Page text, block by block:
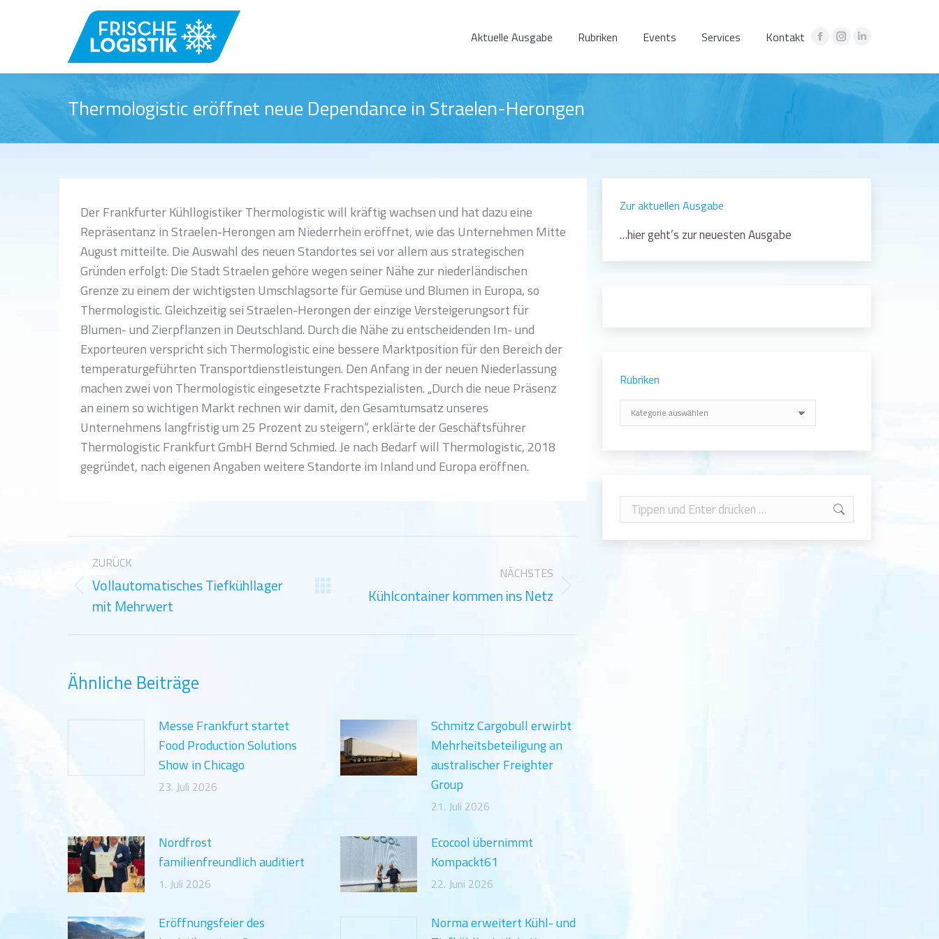
Aktuelle Ausgabe Rubriken Events Services Kontakt
Facebook
Instagram
in
Linkedin
in
Thermologistic eröffnet neue Dependance in Straelen-Herongen
Der Frankfurter Kühllogistiker Thermologistic will kräftig wachsen und hat dazu eine
Repräsentanz in Straelen-Herongen am Niederrhein eröffnet, wie das Unternehmen Mitte
August mitteilte. Die Auswahl des neuen Standortes sei vor allem aus strategischen
Gründen erfolgt: Die Stadt Straelen gehöre wegen seiner Nähe zur niederländischen
Grenze zu einem der wichtigsten Umschlagsorte für Gemüse und Blumen in Europa, so
Thermologistic. Gleichzeitig sei Straelen-Herongen der einzige Versteigerungsort für
Blumen- und Zierpflanzen in Deutschland. Durch die Nähe zu entscheidenden Im- und
Exporteuren verspricht sich Thermologistic eine bessere Marktposition für den Bereich der
temperaturgeführten Transportdienstleistungen. Den Anfang in der neuen Niederlassung
machen zwei von Thermologistic eingesetzte Frachtspezialisten. „Durch die neue Präsenz
an einem so wichtigen Markt rechnen wir damit, den Gesamtumsatz unseres
Unternehmens langfristig um 25 Prozent zu steigern“, erklärte der Geschäftsführer
Thermologistic Frankfurt GmbH Bernd Schmied. Je nach Bedarf will Thermologistic, 2018
gegründet, nach eigenen Angaben weitere Standorte im Inland und Europa eröffnen.
Kommentarnavigation
ZURÜCK
Vorheriger
Beitrag:
Vollautomatisches Tiefkühllager
mit Mehrwert
NÄCHSTES
Nächster
Kühlcontainer kommen ins Netz
Ähnliche Beiträge
Messe Frankfurt startet
Food Production Solutions
Show in Chicago
23. Juli 2026
Schmitz Cargobull erwirbt
Mehrheitsbeteiligung an
australischer Freighter
Group
21. Juli 2026
Nordfrost
familienfreundlich auditiert
1. Juli 2026
Ecocool übernimmt
Kompackt61
22. Juni 2026
Eröffnungsfeier des
Norma erweitert Kühl- und
Zur aktuellen Ausgabe
…hier geht’s zur neuesten Ausgabe
Rubriken
Rubriken
Search: